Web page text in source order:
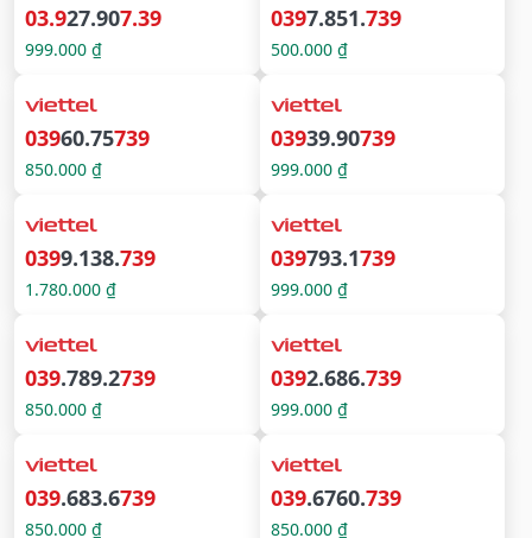
03.927.907.39
999.000 ₫
0397.851.739
500.000 ₫
03960.75739
850.000 ₫
03939.90739
999.000 ₫
0399.138.739
1.780.000 ₫
039793.1739
999.000 ₫
039.789.2739
850.000 ₫
0392.686.739
999.000 ₫
039.683.6739
850.000 ₫
039.6760.739
850.000 ₫